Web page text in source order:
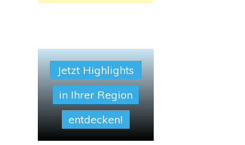
Jetzt Highlights
in Ihrer Region
entdecken!